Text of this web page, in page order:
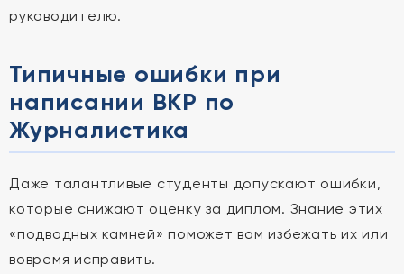
руководителю.
Типичные ошибки при
написании ВКР по
Журналистика
Даже талантливые студенты допускают ошибки,
которые снижают оценку за диплом. Знание этих
«подводных камней» поможет вам избежать их или
вовремя исправить.